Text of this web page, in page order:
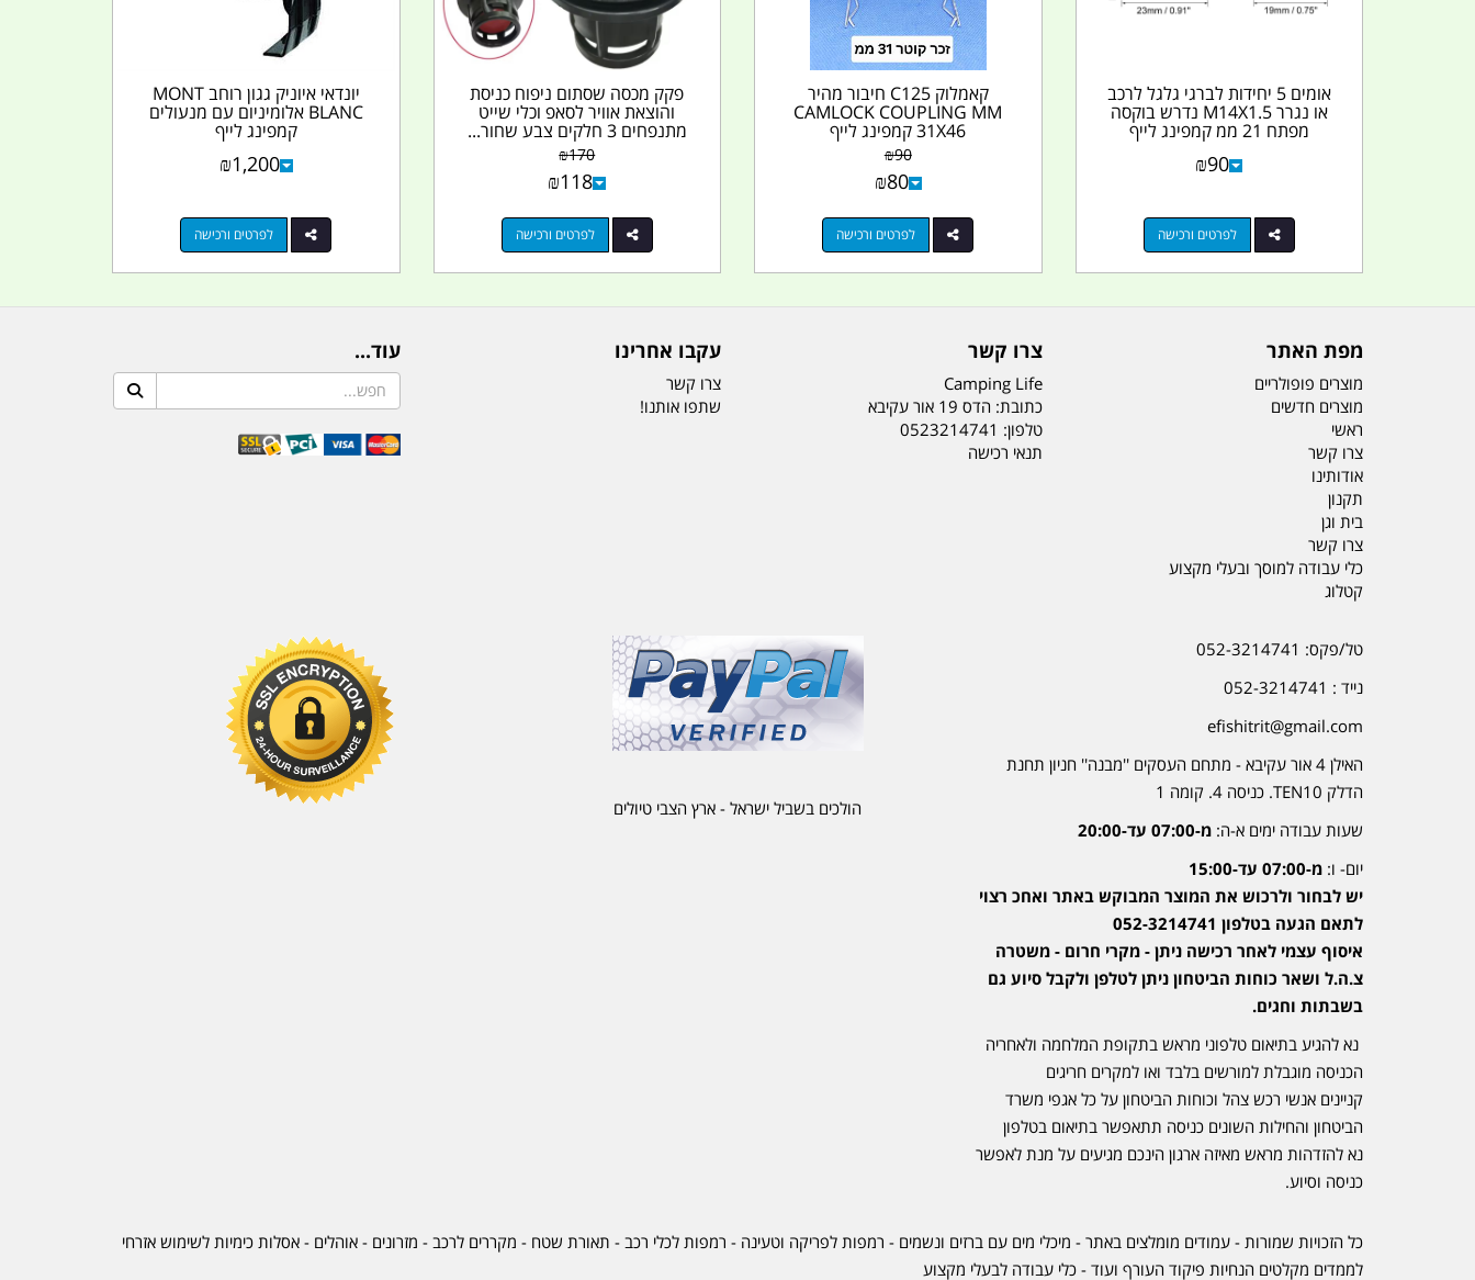
אומים 5 יחידות לברגי גלגל לרכב
או נגרר M14X1.5 נדרש בוקסה
מפתח 21 ממ קמפינג לייף
₪90
לפרטים ורכישה
קאמלוק C125 חיבור מהיר
CAMLOCK COUPLING MM
31X46 קמפינג לייף
₪90
₪80
לפרטים ורכישה
פקק מכסה שסתום ניפוח כניסת
והוצאת אוויר לסאפ וכלי שייט
מתנפחים 3 חלקים צבע שחור...
₪170
₪118
לפרטים ורכישה
יונדאי איוניק גגון רוחב MONT
BLANC אלומיניום עם מנעולים
קמפינג לייף
₪1,200
לפרטים ורכישה
מפת האתר
מוצרים פופולריים
מוצרים חדשים
ראשי
צרו קשר
אודותינו
תקנון
בית וגן
צרו קשר
כלי עבודה למוסך ובעלי מקצוע
קטלוג
צרו קשר
Camping Life
כתובת: הדס 19 אור עקיבא
טלפון: 0523214741
תנאי רכישה
עקבו אחרינו
צרו קשר
שתפו אותנו!
עוד...
טל/פקס: 052-3214741
נייד : 052-3214741
efishitrit@gmail.com
האילן 4 אור עקיבא - מתחם העסקים ''מבנה'' חניון תחנת
הדלק TEN10. כניסה 4. קומה 1
שעות עבודה ימים א-ה: מ-07:00 עד-20:00
יום- ו: מ-07:00 עד-15:00
יש לבחור ולרכוש את המוצר המבוקש באתר ואחכ רצוי
לתאם הגעה בטלפון 052-3214741
איסוף עצמי לאחר רכישה ניתן - מקרי חרום - משטרה
צ.ה.ל ושאר כוחות הביטחון ניתן לטלפן ולקבל סיוע גם
בשבתות וחגים.
נא להגיע בתיאום טלפוני מראש בתקופת המלחמה ולאחריה
הכניסה מוגבלת למורשים בלבד ואו למקרים חריגים
קניינים אנשי רכש צהל וכוחות הביטחון על כל אגפי משרד
הביטחון והחילות השונים כניסה תתאפשר בתיאום בטלפון
נא להזדהות מראש מאיזה ארגון הינכם מגיעים על מנת לאפשר
כניסה וסיוע.
הולכים בשביל ישראל - ארץ הצבי טיולים
כל הזכויות שמורות - עמודים מומלצים באתר - מיכלי מים עם ברזים ונשמים - רמפות לפריקה וטעינה - רמפות לכלי רכב - תאורת שטח - מקררים לרכב - מזרונים - אוהלים - אסלות כימיות לשימוש אזרחי
לממדים מקלטים הנחיות פיקוד העורף ועוד - כלי עבודה לבעלי מקצוע